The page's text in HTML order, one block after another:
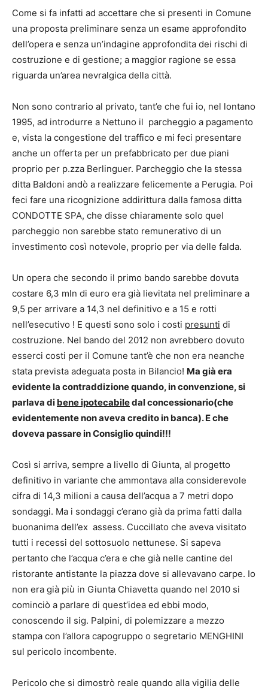
Come si fa infatti ad accettare che si presenti in Comune
una proposta preliminare senza un esame approfondito
dell’opera e senza un’indagine approfondita dei rischi di
costruzione e di gestione; a maggior ragione se essa
riguarda un’area nevralgica della città.
Non sono contrario al privato, tant’e che fui io, nel lontano
1995, ad introdurre a Nettuno il parcheggio a pagamento
e, vista la congestione del traffico e mi feci presentare
anche un offerta per un prefabbricato per due piani
proprio per p.zza Berlinguer. Parcheggio che la stessa
ditta Baldoni andò a realizzare felicemente a Perugia. Poi
feci fare una ricognizione addirittura dalla famosa ditta
CONDOTTE SPA, che disse chiaramente solo quel
parcheggio non sarebbe stato remunerativo di un
investimento così notevole, proprio per via delle falda.
Un opera che secondo il primo bando sarebbe dovuta
costare 6,3 mln di euro era già lievitata nel preliminare a
9,5 per arrivare a 14,3 nel definitivo e a 15 e rotti
nell’esecutivo ! E questi sono solo i costi presunti di
costruzione. Nel bando del 2012 non avrebbero dovuto
esserci costi per il Comune tant’è che non era neanche
stata prevista adeguata posta in Bilancio! Ma già era
evidente la contraddizione quando, in convenzione, si
parlava di bene ipotecabiledal concessionario(che
evidentemente non aveva credito in banca). E che
doveva passare in Consiglio quindi!!!
Così si arriva, sempre a livello di Giunta, al progetto
definitivo in variante che ammontava alla considerevole
cifra di 14,3 milioni a causa dell’acqua a 7 metri dopo
sondaggi. Ma i sondaggi c’erano già da prima fatti dalla
buonanima dell’ex assess. Cuccillato che aveva visitato
tutti i recessi del sottosuolo nettunese. Si sapeva
pertanto che l’acqua c’era e che già nelle cantine del
ristorante antistante la piazza dove si allevavano carpe. Io
non era già più in Giunta Chiavetta quando nel 2010 si
cominciò a parlare di quest’idea ed ebbi modo,
conoscendo il sig. Palpini, di polemizzare a mezzo
stampa con l’allora capogruppo o segretario MENGHINI
sul pericolo incombente.
Pericolo che si dimostrò reale quando alla vigilia delle